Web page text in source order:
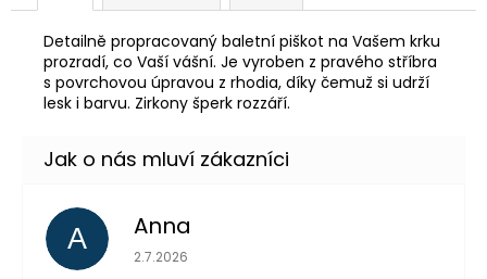
Detailně propracovaný baletní piškot na Vašem krku
prozradí, co Vaší vášní. Je vyroben z pravého stříbra
s povrchovou úpravou z rhodia, díky čemuž si udrží
lesk i barvu. Zirkony šperk rozzáří.
A Anna
Hodnocení obchodu je 5 z 5 hvězdiček.
2.7.2026